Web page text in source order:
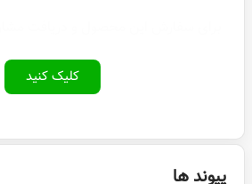
کلیک کنید
پیوند ها